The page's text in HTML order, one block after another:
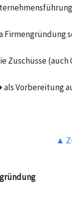
Firmengründung
Zuschüsse
Vorbereitung
▲